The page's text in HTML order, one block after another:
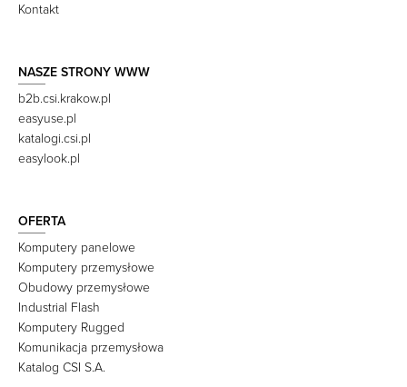
Kontakt
NASZE STRONY WWW
b2b.csi.krakow.pl
easyuse.pl
katalogi.csi.pl
easylook.pl
OFERTA
Komputery panelowe
Komputery przemysłowe
Obudowy przemysłowe
Industrial Flash
Komputery Rugged
Komunikacja przemysłowa
Katalog CSI S.A.